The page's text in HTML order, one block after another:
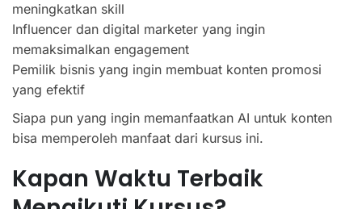
meningkatkan skill
Influencer dan digital marketer yang ingin
memaksimalkan engagement
Pemilik bisnis yang ingin membuat konten promosi
yang efektif
Siapa pun yang ingin memanfaatkan AI untuk konten
bisa memperoleh manfaat dari kursus ini.
Kapan Waktu Terbaik